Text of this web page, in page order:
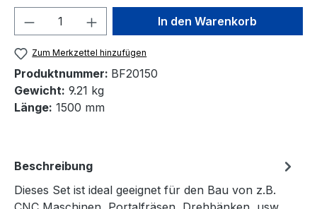
Produkt Anzahl: Gib denIn den Warenkorb
Zum Merkzettel hinzufügen
Produktnummer: BF20150
Gewicht: 9.21 kg
Länge: 1500 mm
Beschreibung
Dieses Set ist ideal geeignet für den Bau von z.B.